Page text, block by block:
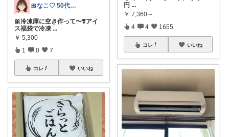
🎀なこ♡︎ 50代主婦の"買って正解"
🎀冷凍庫に空き作って〜❣️アイ
ス福袋で冷凍 ...
￥ 5,300
1 0 7
コレ いいね
円 ...
￥ 7,360～
4 4 1655
コレ いいね